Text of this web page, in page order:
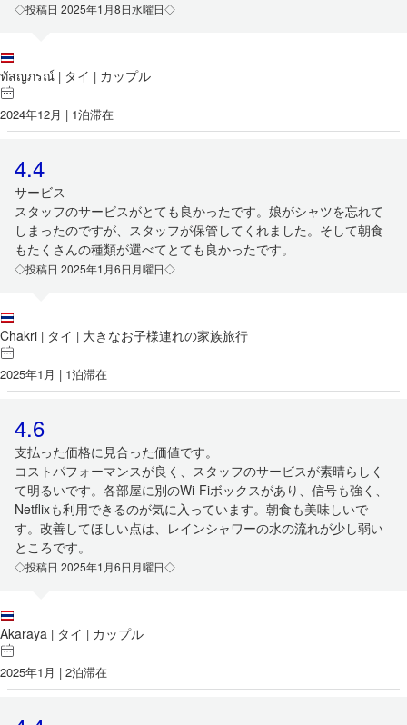
◇投稿日 2025年1月8日水曜日◇
ทัสญภรณ์ | タイ | カップル
2024年12月 | 1泊滞在
4.4
サービス
スタッフのサービスがとても良かったです。娘がシャツを忘れて
しまったのですが、スタッフが保管してくれました。そして朝食
もたくさんの種類が選べてとても良かったです。
◇投稿日 2025年1月6日月曜日◇
Chakri | タイ | 大きなお子様連れの家族旅行
2025年1月 | 1泊滞在
4.6
支払った価格に見合った価値です。
コストパフォーマンスが良く、スタッフのサービスが素晴らしく
て明るいです。各部屋に別のWi-Fiボックスがあり、信号も強く、
Netflixも利用できるのが気に入っています。朝食も美味しいで
す。改善してほしい点は、レインシャワーの水の流れが少し弱い
ところです。
◇投稿日 2025年1月6日月曜日◇
Akaraya | タイ | カップル
2025年1月 | 2泊滞在